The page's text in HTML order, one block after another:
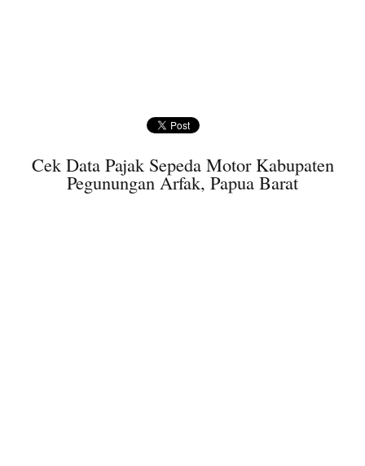
Cek Data Pajak Sepeda Motor Kabupaten
Pegunungan Arfak, Papua Barat